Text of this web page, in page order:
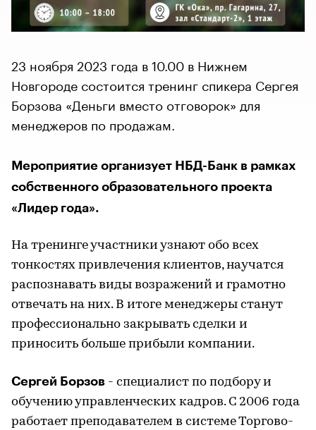
23 ноября 2023 года в 10.00 в Нижнем
Новгороде состоится тренинг спикера Сергея
Борзова «Деньги вместо отговорок» для
менеджеров по продажам.
Мероприятие организует НБД-Банк в рамках
собственного образовательного проекта
«Лидер года».
На тренинге участники узнают обо всех
тонкостях привлечения клиентов, научатся
распознавать виды возражений и грамотно
отвечать на них. В итоге менеджеры станут
профессионально закрывать сделки и
приносить больше прибыли компании.
Сергей Борзов - специалист по подбору и
обучению управленческих кадров. С 2006 года
работает преподавателем в системе Торгово-